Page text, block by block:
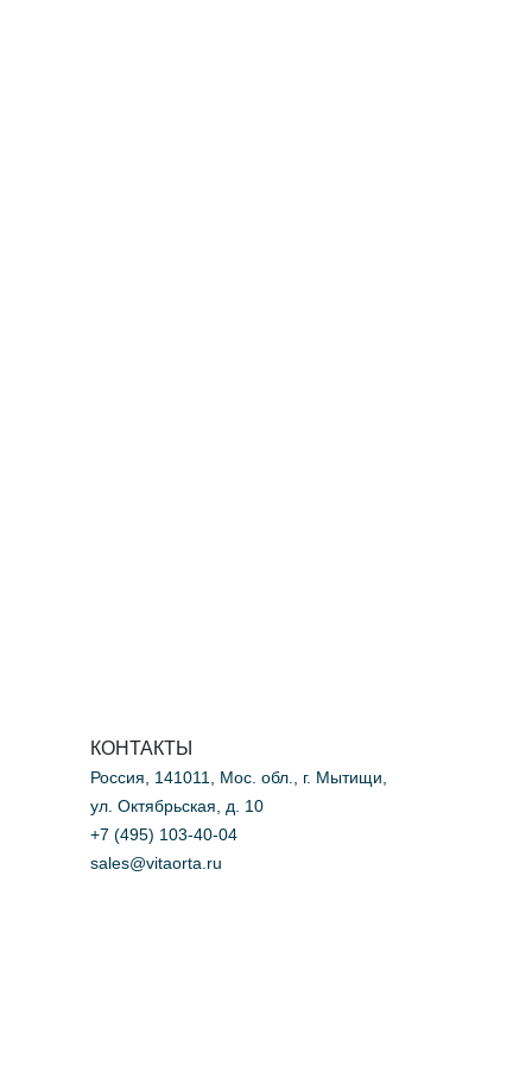
КОНТАКТЫ
Россия, 141011, Мос. обл., г. Мытищи,
ул. Октябрьская, д. 10
+7 (495) 103-40-04
sales@vitaorta.ru